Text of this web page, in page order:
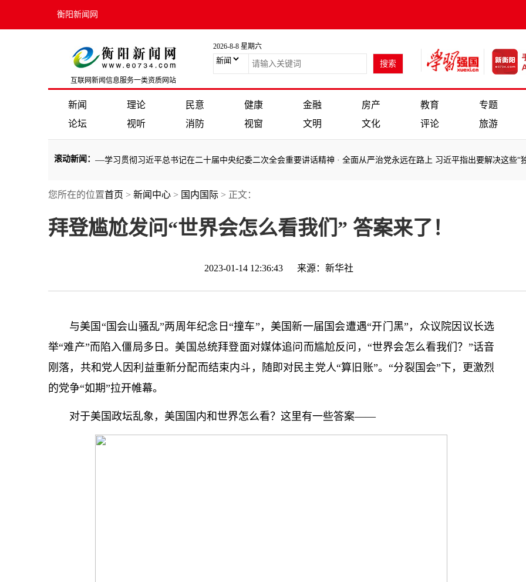
衡阳新闻网
互联网新闻信息服务一类资质网站
2026-8-8 星期六
新闻 理论 民意 健康 金融 房产 教育
专题
论坛
视听 消防 视窗 文明 文化 评论 旅游
滚动新闻 ：
进全面从严治党——学习贯彻习近平总书记在二十届中央纪委二次全会重要讲话精神·全面从严治党永远在路上 习近平指出要解决这些“独有难
进全面从严治党——学习贯彻习近平总书记在二十届中央纪委二次全会重要讲话精神
您所在的位置首页 > 新闻中心 > 国内国际 > 正文：
拜登尴尬发问“世界会怎么看我们” 答案来了！
2023-01-14 12:36:43 来源： 新华社
与美国“国会山骚乱”两周年纪念日“撞车”，美国新一届国会遭遇“开门黑”，众议院因议长选
举“难产”而陷入僵局多日。美国总统拜登面对媒体追问而尴尬反问，“世界会怎么看我们？”话音
刚落，共和党人因利益重新分配而结束内斗，随即对民主党人“算旧账”。“分裂国会”下，更激烈
的党争“如期”拉开帷幕。
对于美国政坛乱象，美国国内和世界怎么看？这里有一些答案——